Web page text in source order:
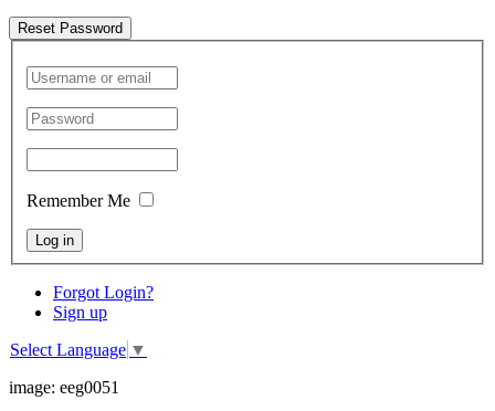
Reset Password
Remember Me
Log in
Forgot Login?
Sign up
Select Language ▼
image: eeg0051